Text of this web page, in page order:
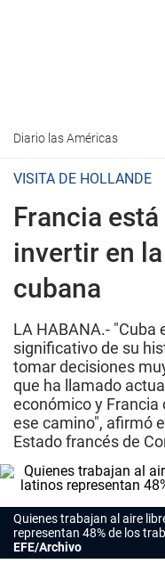
Diario las Américas
VISITA DE HOLLANDE
Francia
invertir en
cubana
LA HABANA.-
significativo de su
tomar decisiones
que ha llamado
económico y Francia
ese camino", afirmó
Estado francés de
Quienes trabajan al aire
representan 48% de los
EFE/Archivo